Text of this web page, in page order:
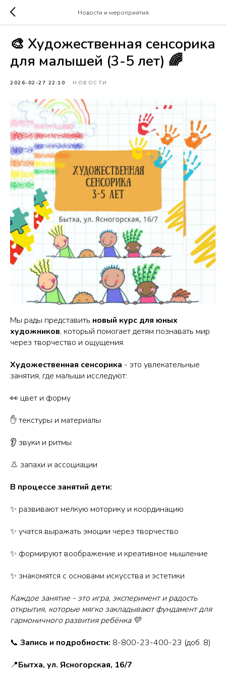
Новости и мероприятия
🎨 Художественная сенсорика
для малышей (3-5 лет) 🌈
2026-02-27 22:10 НОВОСТИ
Мы рады представить новый курс для юных
художников, который помогает детям познавать мир
через творчество и ощущения.
Художественная сенсорика - это увлекательные
занятия, где малыши исследуют:
👀 цвет и форму
✋ текстуры и материалы
👂 звуки и ритмы
👃 запахи и ассоциации
В процессе занятий дети:
✨ развивают мелкую моторику и координацию
✨ учатся выражать эмоции через творчество
✨ формируют воображение и креативное мышление
✨ знакомятся с основами искусства и эстетики
Каждое занятие - это игра, эксперимент и радость
открытия, которые мягко закладывают фундамент для
гармоничного развития ребёнка 💛
📞 Запись и подробности: 8-800-23-400-23 (доб. 8)
📍Бытха, ул. Ясногорская, 16/7